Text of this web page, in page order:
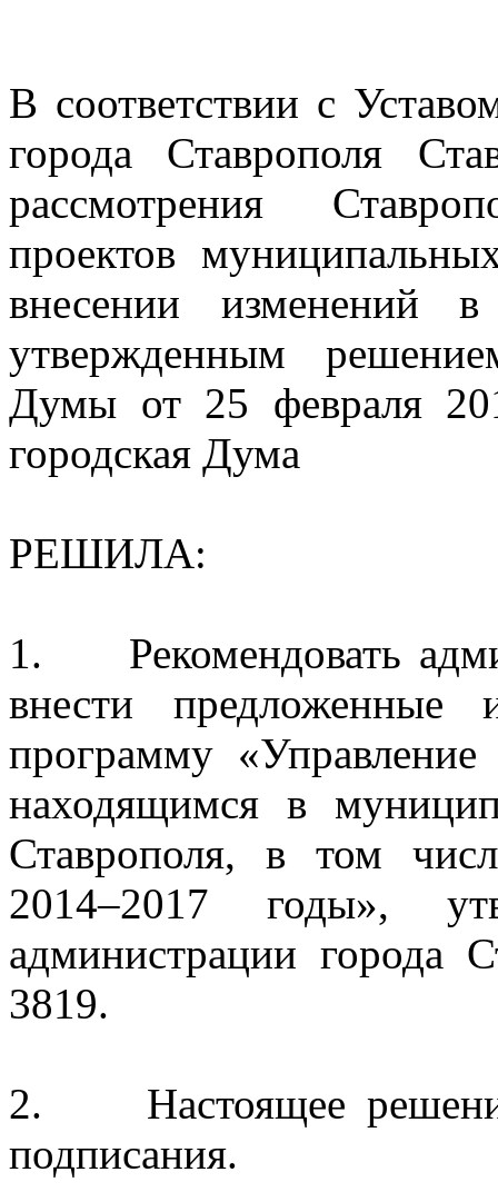
В соответствии с
города Ставрополя
рассмотрения
проектов
внесении изменений
утвержденным
Думы от 25 февраля
городская Дума
РЕШИЛА:
1. Рекомендовать
внести предложенные
программу
находящимся в
Ставрополя, в том
2014–2017 годы»,
администрации города
3819.
2.
Настоящее
подписания.